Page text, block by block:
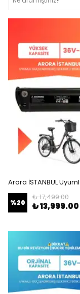
%20
₺ 17,499.00
₺ 13,999.00